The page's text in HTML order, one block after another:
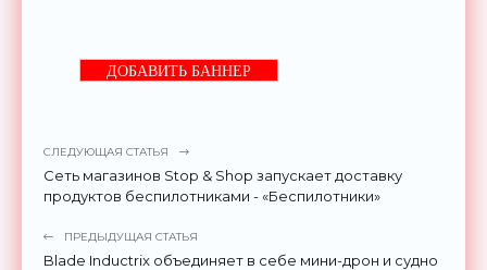
ДОБАВИТЬ БАННЕР
СЛЕДУЮЩАЯ СТАТЬЯ
Сеть магазинов Stop & Shop запускает доставку
продуктов беспилотниками - «Беспилотники»
ПРЕДЫДУЩАЯ СТАТЬЯ
Blade Inductrix объединяет в себе мини-дрон и судно